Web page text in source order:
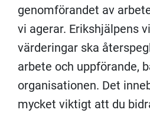
genomförandet av
vi agerar. Erikshjälpens
värderingar ska
arbete och uppförande,
organisationen. Det
mycket viktigt att du